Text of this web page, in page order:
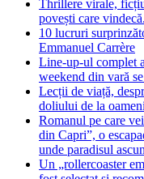
Thrillere virale,
povești care
10 lucruri
Emmanuel Carrère
Line-up-ul complet
weekend din vară
Lecții de viață,
doliului de la
Romanul pe care
din Capri”, o
unde paradisul
Un „rollercoaster